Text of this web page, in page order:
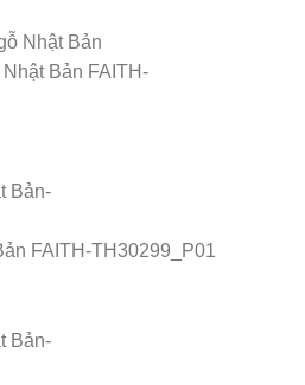
Bản FAITH-
FAITH-TH30299_P01